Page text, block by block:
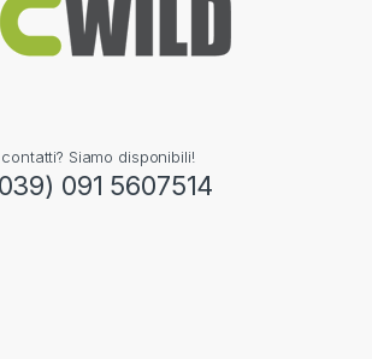
Siamo disponibili!
091 5607514